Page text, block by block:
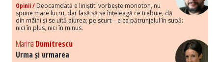
Opinii / Deocamdată e liniștit: vorbește monoton, nu
spune mare lucru, dar lasă să se înțeleagă ce trebuie, dă
din mâini și se uită aiurea; pe scurt – e ca pătrunjelul în supă:
nici în plus, nici în minus.
Marina Dumitrescu
Urma și urmarea